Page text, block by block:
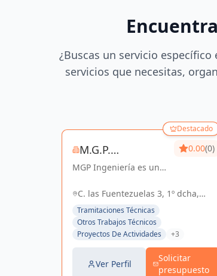
¿Buscas un servicio
servicios que necesitas,
Destacado
M.G.P.
INGENIERIA, S.L.
MGP Ingeniería es una
desarrollo de proyectos
Arquitectura. Posee una
amplia experiencia en
el sector Industrial,
Logístico, Comercial...
0.00(0)
C. las Fuentezuelas 3, 1º dcha,
Sevilla, España, España
Tramitaciones Técnicas
Otros Trabajos Técnicos
Proyectos De Actividades
+3
Ver Perfil
Solicitar
presupuesto